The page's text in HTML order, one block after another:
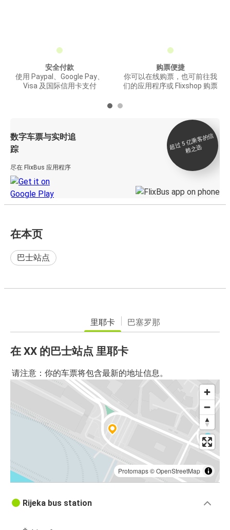
安全付款
使用 Paypal、Google Pay、
Visa 及国际信用卡支付
购票便捷
你可以在线购票，也可前往我
们的应用程序或 Flixshop 购票
数字车票与实时追
踪
尽在 FlixBus 应用程序
超
过 5
亿
乘
客
的
信
赖
之
选
在本页
巴士站点
里耶卡 巴塞罗那
在 XX 的巴士站点 里耶卡
请注意：你的车票将包含最新的地址信息。
Protomaps©OpenStreetMap
Rijeka bus station